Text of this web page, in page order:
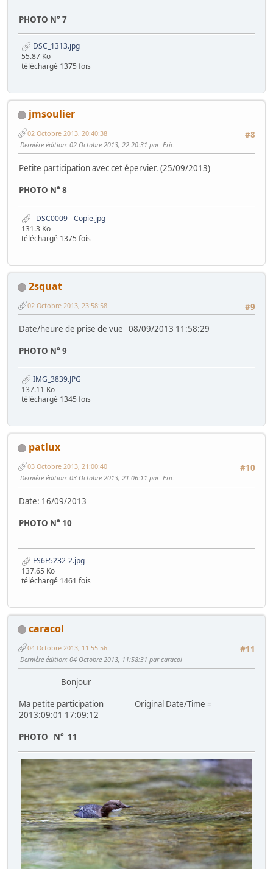
PHOTO N° 7
DSC_1313.jpg
55.87 Ko
téléchargé 1375 fois
jmsoulier
#8
02 Octobre 2013, 20:40:38
Dernière édition: 02 Octobre 2013, 22:20:31 par -Eric-
Petite participation avec cet épervier. (25/09/2013)
PHOTO N° 8
_DSC0009 - Copie.jpg
131.3 Ko
téléchargé 1375 fois
2squat
#9
02 Octobre 2013, 23:58:58
Date/heure de prise de vue 08/09/2013 11:58:29
PHOTO N° 9
IMG_3839.JPG
137.11 Ko
téléchargé 1345 fois
patlux
#10
03 Octobre 2013, 21:00:40
Dernière édition: 03 Octobre 2013, 21:06:11 par -Eric-
Date: 16/09/2013
PHOTO N° 10
FS6F5232-2.jpg
137.65 Ko
téléchargé 1461 fois
caracol
#11
04 Octobre 2013, 11:55:56
Dernière édition: 04 Octobre 2013, 11:58:31 par caracol
Bonjour
Ma petite participation Original Date/Time =
2013:09:01 17:09:12
PHOTO N° 11